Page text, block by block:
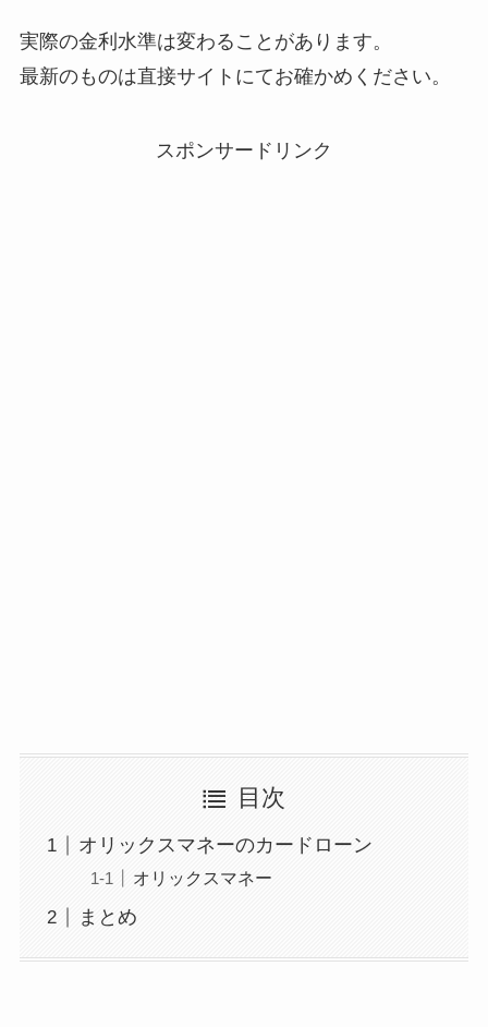
実際の金利水準は変わることがあります。
最新のものは直接サイトにてお確かめください。
スポンサードリンク
目次
オリックスマネーのカードローン
オリックスマネー
まとめ